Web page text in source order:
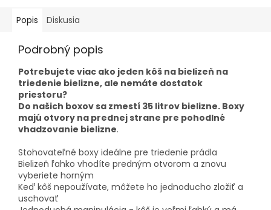
Popis Diskusia
Podrobný popis
Potrebujete viac ako jeden kôš na bielizeň na
triedenie bielizne, ale nemáte dostatok
priestoru?
Do našich boxov sa zmestí 35 litrov bielizne. Boxy
majú otvory na prednej strane pre pohodlné
vhadzovanie bielizne.
Stohovateľné boxy ideálne pre triedenie prádla
Bielizeň ľahko vhodíte predným otvorom a znovu
vyberiete horným
Keď kôš nepoužívate, môžete ho jednoducho zložiť a
uschovať